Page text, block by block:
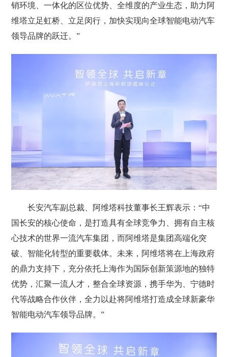
销环境、一体化的区位优势、全维度的产业生态，助力阿
维塔立足虹桥、立足闵行，加快实现向全球智能电动汽车
领导品牌的跃迁。”
长安汽车副总裁、阿维塔科技董事长王辉表示：“中
国长安的核心使命，是打造具有全球竞争力、拥有自主核
心技术的世界一流汽车集团，而阿维塔是集团高端化突
破、智能化转型的重要载体。未来，阿维塔将在上海政府
的鼎力支持下，充分依托上海作为国际创新策源地的独特
优势，汇聚一流人才，整合全球资源，携手华为、宁德时
代等战略合作伙伴，全力以赴将阿维塔打造成全球新豪华
智能电动汽车领导品牌。”